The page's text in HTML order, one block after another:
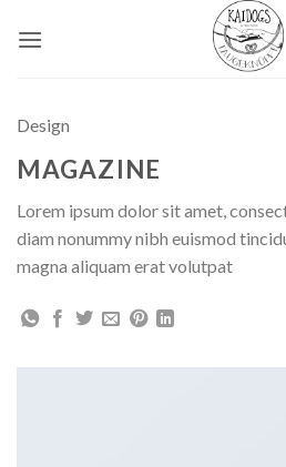
Inhalt
Design
MAGAZINE
Lorem ipsum dolor sit amet,
diam nonummy nibh euismod
magna aliquam erat volutpat